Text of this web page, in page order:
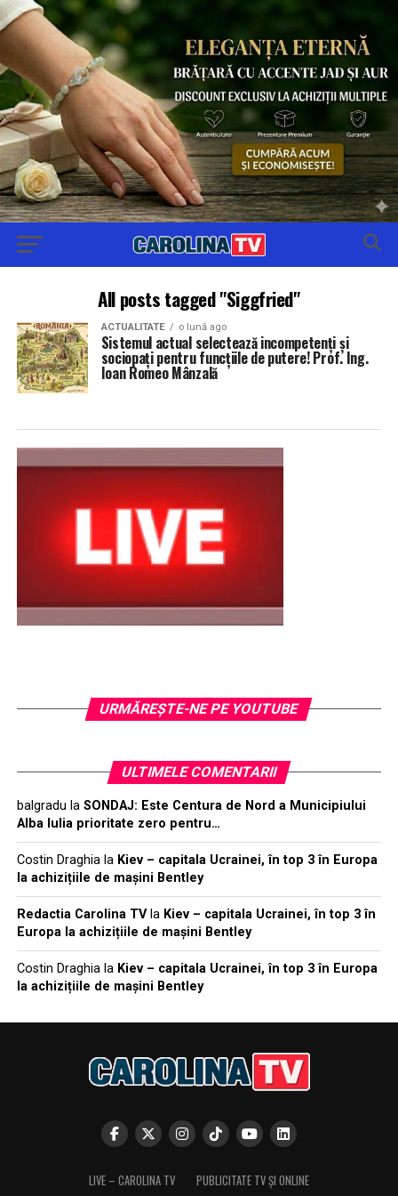
All posts tagged "Siggfried"
ACTUALITATE o lună ago
Sistemul actual selectează incompetenți și
sociopați pentru funcțiile de putere! Prof. Ing.
Ioan Romeo Mânzală
URMĂREŞTE-NE PE YOUTUBE
ULTIMELE COMENTARII
balgradu la SONDAJ: Este Centura de Nord a Municipiului
Alba Iulia prioritate zero pentru…
Costin Draghiala Kiev – capitala Ucrainei, în top 3 în Europa
la achizițiile de mașini Bentley
Redactia Carolina TVla Kiev – capitala Ucrainei, în top 3 în
Europa la achizițiile de mașini Bentley
Costin Draghiala Kiev – capitala Ucrainei, în top 3 în Europa
la achizițiile de mașini Bentley
LIVE – CAROLINA TV
PUBLICITATE TV ȘI ONLINE